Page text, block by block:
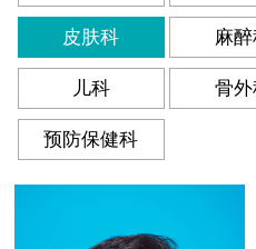
皮肤科 麻
儿科 骨
预防保健科